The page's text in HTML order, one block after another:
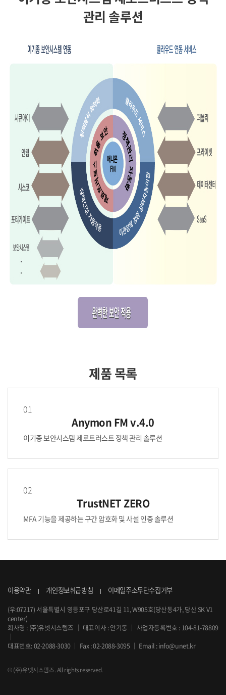
관리 솔루션
제품 목록
01
Anymon FM v.4.0
이기종 보안시스템 제로트러스트 정책 관리 솔루션
02
TrustNET ZERO
MFA 기능을 제공하는 구간 암호화 및 사설 인증 솔루션
이용약관 개인정보취급방침
이메일주소무단수집거부
(우:07217) 서울특별시 영등포구 당산로41길 11, W905호(당산동4가, 당산 SK V1
center)
회사명 : (주)유넷시스템즈 ｜ 대표이사 : 안기동 ｜ 사업자등록번호 : 104-81-78809
｜
대표번호:02-2088-3030｜ Fax : 02-2088-3095 ｜ Email :info@unet.kr
© (주)유넷시스템즈. All rights reserved.